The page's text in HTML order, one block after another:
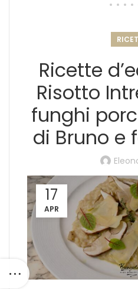
Ricette
Risotto
funghi
di Bruno e
17
APR